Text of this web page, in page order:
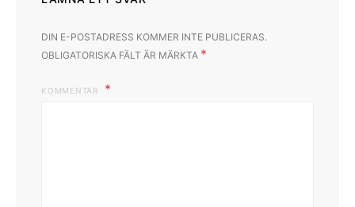
DIN E-POSTADRESS KOMMER INTE PUBLICERAS.
OBLIGATORISKA FÄLT ÄR MÄRKTA *
KOMMENTAR